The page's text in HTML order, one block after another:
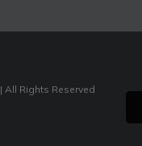
| All Rights Reserved